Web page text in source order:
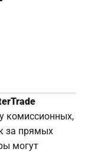
комиссионных,
за прямых
могут